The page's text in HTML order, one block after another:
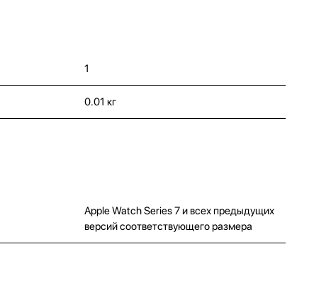
1
0.01 кг
Apple Watch Series 7 и всех предыдущих
версий соответствующего размера